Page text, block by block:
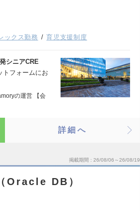
ックス勤務 育児支援制度
シニアCRE
トフォームにお
の運営 【会
詳細へ
掲載期間 26/08/06～26/08/19
Oracle DB）